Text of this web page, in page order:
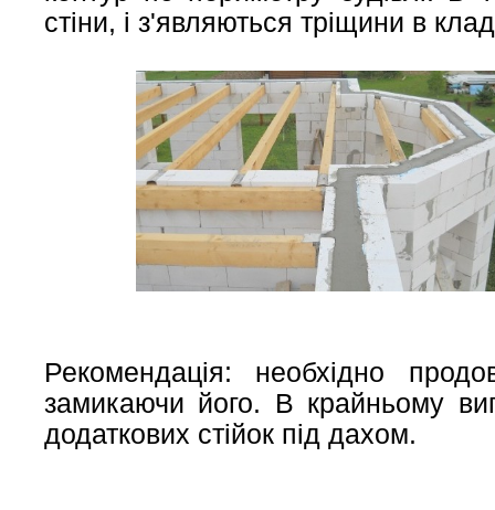
стіни, і з'являються тріщини в
Рекомендація: необхідно
замикаючи його. В крайньому
додаткових стійок під дахом.